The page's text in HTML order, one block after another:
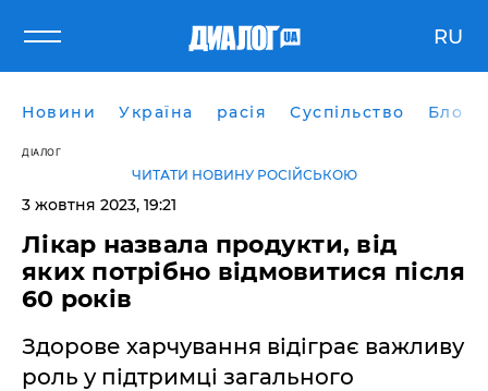
RU
Новини Україна расія Суспільство Блоги
ДІАЛОГ
ЧИТАТИ НОВИНУ РОСІЙСЬКОЮ
3 жовтня 2023, 19:21
Лікар назвала продукти, від
яких потрібно відмовитися після
60 років
Здорове харчування відіграє важливу
роль у підтримці загального